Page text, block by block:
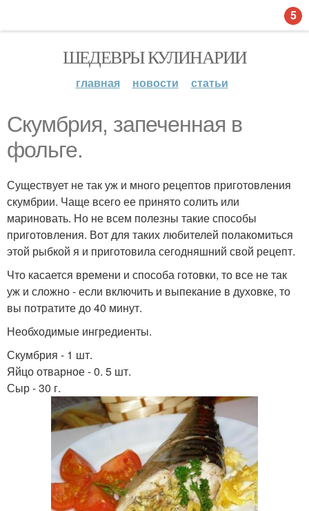
ШЕДЕВРЫ КУЛИНАРИИ
главная новости статьи
Скумбрия, запеченная в
фольге.
Существует не так уж и много рецептов приготовления
скумбрии. Чаще всего ее принято солить или
мариновать. Но не всем полезны такие способы
приготовления. Вот для таких любителей полакомиться
этой рыбкой я и приготовила сегодняшний свой рецепт.
Что касается времени и способа готовки, то все не так
уж и сложно - если включить и выпекание в духовке, то
вы потратите до 40 минут.
Необходимые ингредиенты.
Скумбрия - 1 шт.
Яйцо отварное - 0. 5 шт.
Сыр - 30 г.
5